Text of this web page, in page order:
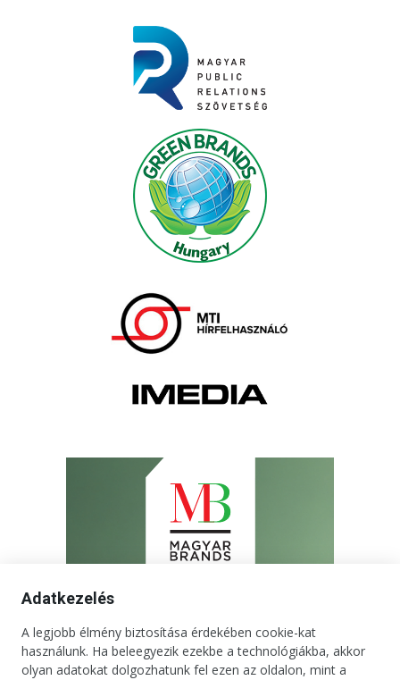
Adatkezelés
A legjobb élmény biztosítása érdekében cookie-kat
használunk. Ha beleegyezik ezekbe a technológiákba, akkor
olyan adatokat dolgozhatunk fel ezen az oldalon, mint a